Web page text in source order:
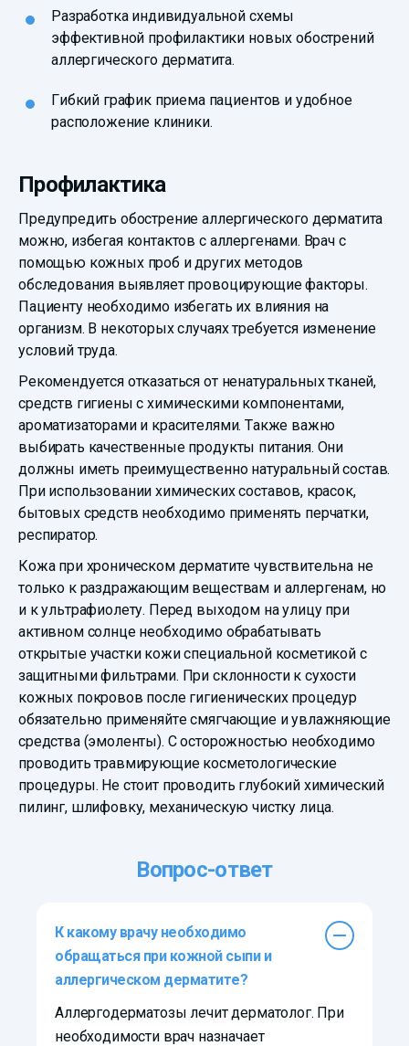
Разработка индивидуальной схемы
эффективной профилактики новых обострений
аллергического дерматита.
Гибкий график приема пациентов и удобное
расположение клиники.
Профилактика
Предупредить обострение аллергического дерматита
можно, избегая контактов с аллергенами. Врач с
помощью кожных проб и других методов
обследования выявляет провоцирующие факторы.
Пациенту необходимо избегать их влияния на
организм. В некоторых случаях требуется изменение
условий труда.
Рекомендуется отказаться от ненатуральных тканей,
средств гигиены с химическими компонентами,
ароматизаторами и красителями. Также важно
выбирать качественные продукты питания. Они
должны иметь преимущественно натуральный состав.
При использовании химических составов, красок,
бытовых средств необходимо применять перчатки,
респиратор.
Кожа при хроническом дерматите чувствительна не
только к раздражающим веществам и аллергенам, но
и к ультрафиолету. Перед выходом на улицу при
активном солнце необходимо обрабатывать
открытые участки кожи специальной косметикой с
защитными фильтрами. При склонности к сухости
кожных покровов после гигиенических процедур
обязательно применяйте смягчающие и увлажняющие
средства (эмоленты). С осторожностью необходимо
проводить травмирующие косметологические
процедуры. Не стоит проводить глубокий химический
пилинг, шлифовку, механическую чистку лица.
Вопрос-ответ
К какому врачу необходимо
обращаться при кожной сыпи и
аллергическом дерматите?
Аллергодерматозы лечит дерматолог. При
необходимости врач назначает